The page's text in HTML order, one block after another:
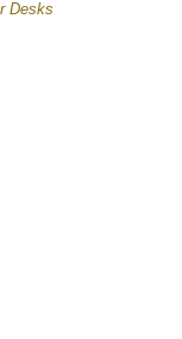
Desks